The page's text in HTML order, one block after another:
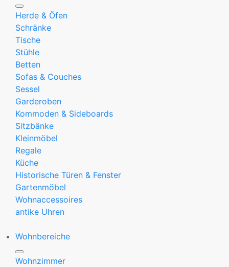
Herde & Öfen
Schränke
Tische
Stühle
Betten
Sofas & Couches
Sessel
Garderoben
Kommoden & Sideboards
Sitzbänke
Kleinmöbel
Regale
Küche
Historische Türen & Fenster
Gartenmöbel
Wohnaccessoires
antike Uhren
Wohnbereiche
Wohnzimmer